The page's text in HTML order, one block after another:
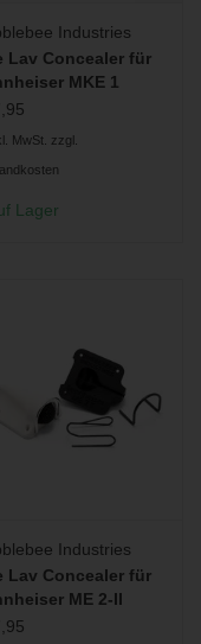
Industries
Lav Concealer für
MKE 1
MwSt. zzgl.
Lager
Industries
Lav Concealer für
ME 2-II